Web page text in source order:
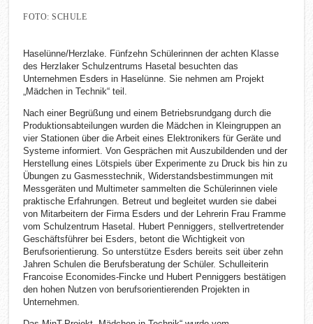
FOTO: SCHULE
Haselünne/Herzlake. Fünfzehn Schülerinnen der achten Klasse
des Herzlaker Schulzentrums Hasetal besuchten das
Unternehmen Esders in Haselünne. Sie nehmen am Projekt
„Mädchen in Technik“ teil.
Nach einer Begrüßung und einem Betriebsrundgang durch die
Produktionsabteilungen wurden die Mädchen in Kleingruppen an
vier Stationen über die Arbeit eines Elektronikers für Geräte und
Systeme informiert. Von Gesprächen mit Auszubildenden und der
Herstellung eines Lötspiels über Experimente zu Druck bis hin zu
Übungen zu Gasmesstechnik, Widerstandsbestimmungen mit
Messgeräten und Multimeter sammelten die Schülerinnen viele
praktische Erfahrungen. Betreut und begleitet wurden sie dabei
von Mitarbeitern der Firma Esders und der Lehrerin Frau Framme
vom Schulzentrum Hasetal. Hubert Penniggers, stellvertretender
Geschäftsführer bei Esders, betont die Wichtigkeit von
Berufsorientierung. So unterstütze Esders bereits seit über zehn
Jahren Schulen die Berufsberatung der Schüler. Schulleiterin
Francoise Economides-Fincke und Hubert Penniggers bestätigen
den hohen Nutzen von berufsorientierenden Projekten in
Unternehmen.